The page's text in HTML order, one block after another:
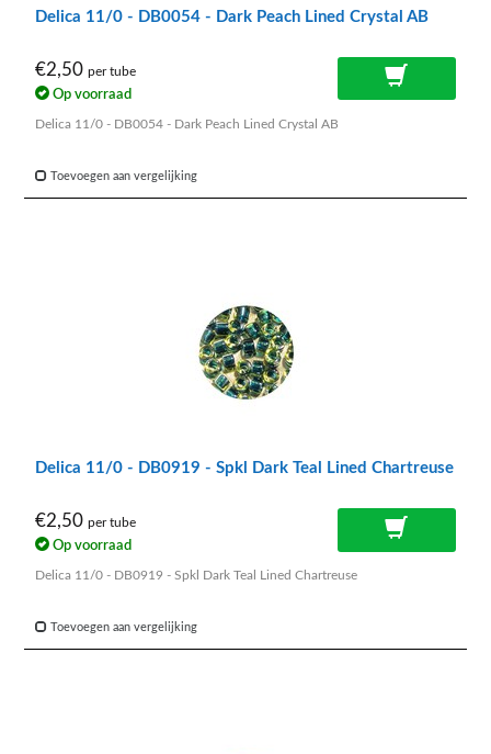
Delica 11/0 - DB0054 - Dark Peach Lined Crystal AB
€2,50 per tube
Op voorraad
Delica 11/0 - DB0054 - Dark Peach Lined Crystal AB
Toevoegen aan vergelijking
Delica 11/0 - DB0919 - Spkl Dark Teal Lined Chartreuse
€2,50 per tube
Op voorraad
Delica 11/0 - DB0919 - Spkl Dark Teal Lined Chartreuse
Toevoegen aan vergelijking